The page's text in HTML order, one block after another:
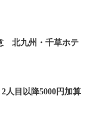
北九州・千草ホテ
人目以降5000円加算